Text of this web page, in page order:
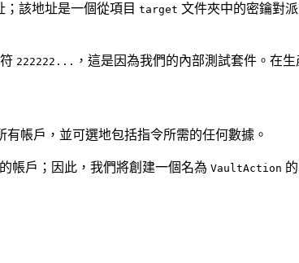
該地址是一個從項目 target 文件夾中的密鑰對
222222... ，這是因為我們的內部測試套件。在
有帳戶，並可選地包括指令所需的任何數據。
帳戶；因此，我們將創建一個名為 VaultAction